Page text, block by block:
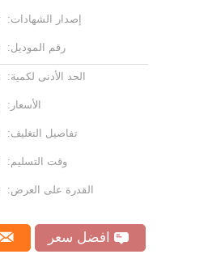
إصدار الشهادات:
رقم الموديل:
الحد الأدنى لكمية:
الأسعار:
تفاصيل التغليف:
وقت التسليم:
القدرة على العرض:
افضل سعر